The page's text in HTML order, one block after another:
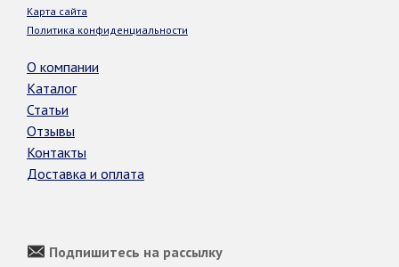
Карта сайта
Политика конфиденциальности
О компании
Каталог
Статьи
Отзывы
Контакты
Доставка и оплата
Подпишитесь на рассылку